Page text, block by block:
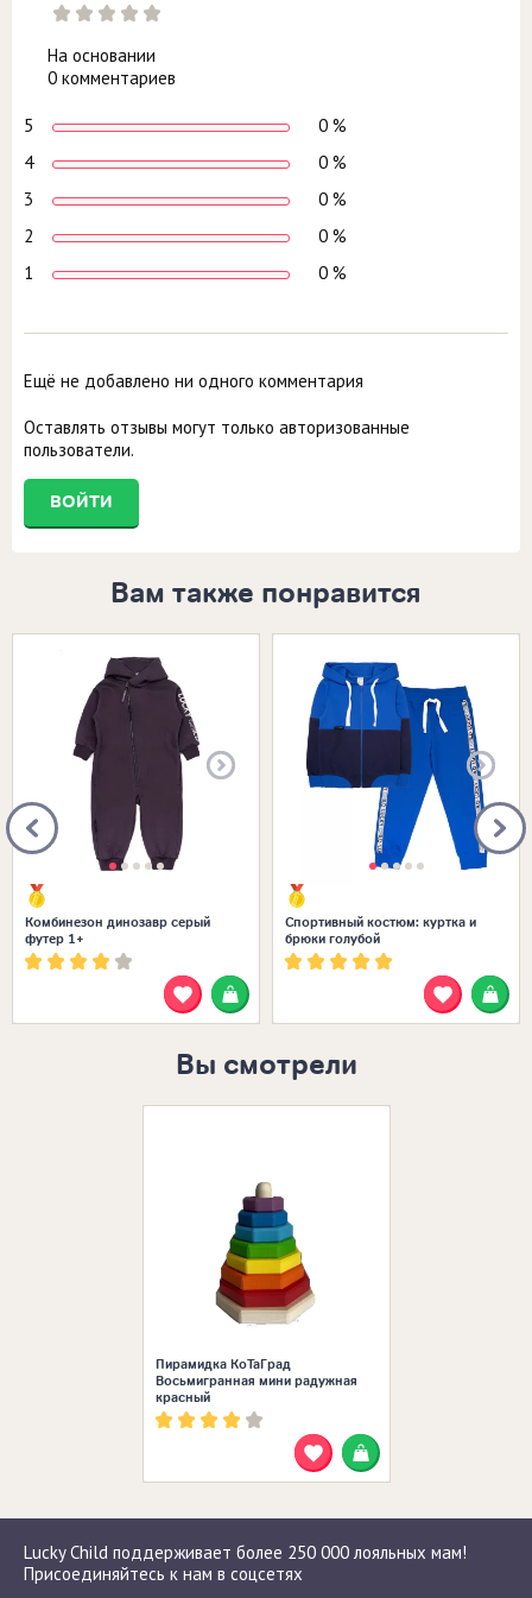
На основании
0 комментариев
5
0 %
4
0 %
3
0 %
2
0 %
1
0 %
Ещё не добавлено ни одного комментария
Оставлять отзывы могут только авторизованные
пользователи.
ВОЙТИ
Вам также понравится
Размеры в наличии: Размеры в наличии:
Комбинезон динозавр серый
футер 1+
Спортивный костюм: куртка и
брюки голубой
Вы смотрели
Пирамидка КоТаГрад
Восьмигранная мини радужная
красный
Lucky Child поддерживает более 250 000 лояльных мам!
Присоединяйтесь к нам в соцсетях